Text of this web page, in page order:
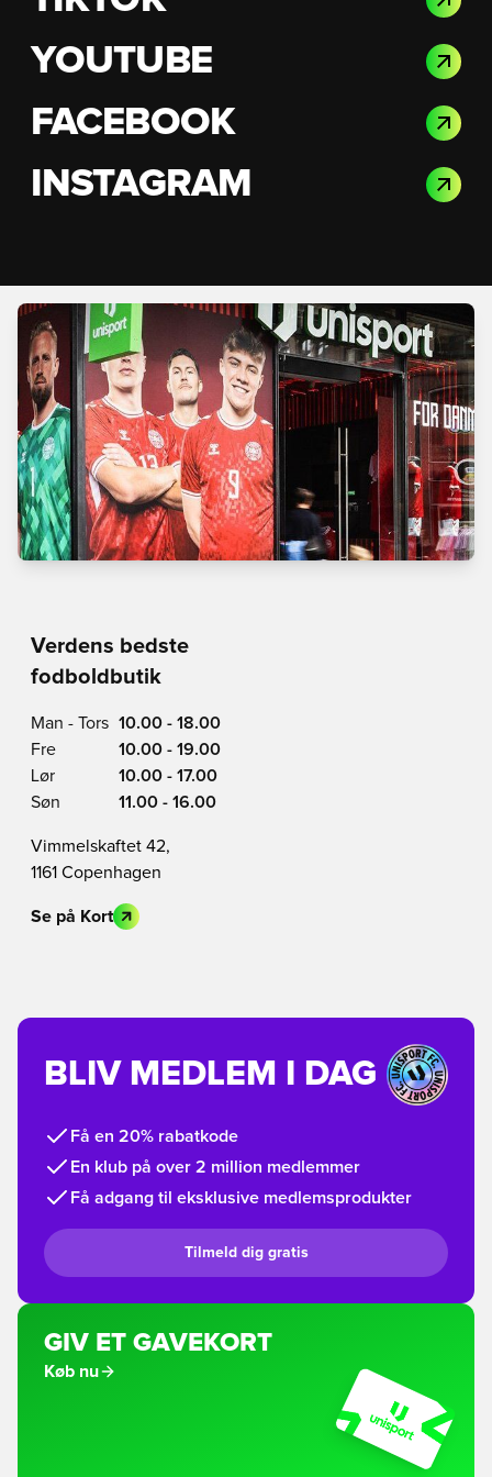
YOUTUBE
FACEBOOK
INSTAGRAM
Verdens bedste
fodboldbutik
Man - Tors 10.00 - 18.00
Fre
10.00 - 19.00
Lør
10.00 - 17.00
Søn
11.00 - 16.00
Vimmelskaftet 42,
1161 Copenhagen
Se på Kort
BLIV MEDLEM I DAG
Få en 20% rabatkode
En klub på over 2 million medlemmer
Få adgang til eksklusive medlemsprodukter
Tilmeld dig gratis
GIV ET GAVEKORT
Køb nu